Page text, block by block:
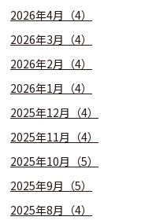
2026年4月（4）
2026年3月（4）
2026年2月（4）
2026年1月（4）
2025年12月（4）
2025年11月（4）
2025年10月（5）
2025年9月（5）
2025年8月（4）